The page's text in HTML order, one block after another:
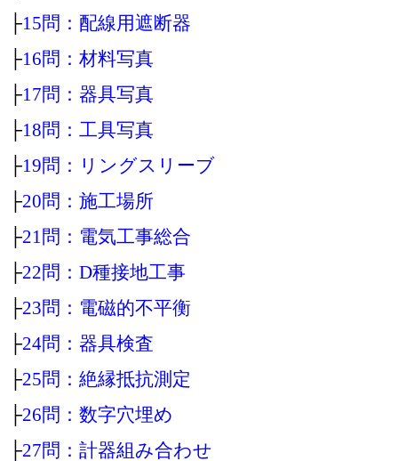
├15問：配線用遮断器
├16問：材料写真
├17問：器具写真
├18問：工具写真
├19問：リングスリーブ
├20問：施工場所
├21問：電気工事総合
├22問：D種接地工事
├23問：電磁的不平衡
├24問：器具検査
├25問：絶縁抵抗測定
├26問：数字穴埋め
├27問：計器組み合わせ